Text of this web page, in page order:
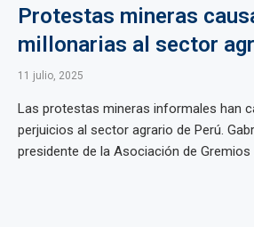
Protestas mineras
millonarias al sector
11 julio, 2025
Las protestas mineras informales han
perjuicios al sector agrario de Perú.
presidente de la Asociación de Gremios